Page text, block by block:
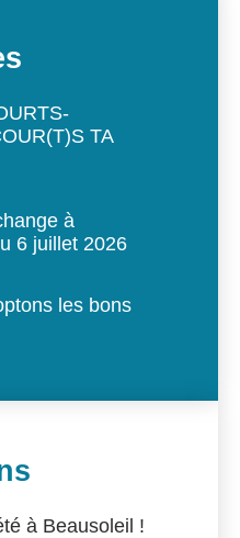
TA
à
6 juillet 2026
les bons
à Beausoleil !